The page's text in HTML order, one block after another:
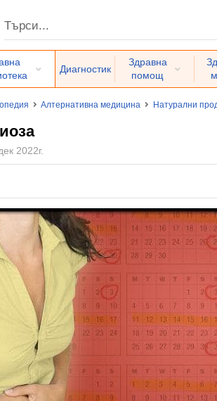
Диагностик
Здравна
помощ
Алтернативна медицина Натурални
2022г.